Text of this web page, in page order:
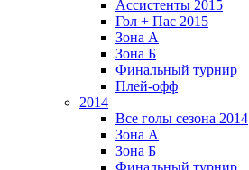
Ассистенты 2015
Гол + Пас 2015
Зона А
Зона Б
Финальный турнир
Плей-офф
2014
Все голы сезона 2014
Зона А
Зона Б
Финальный турнир